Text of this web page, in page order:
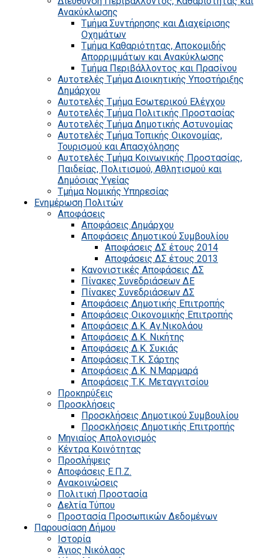
Ανακύκλωσης
Τμήμα Συντήρησης και Διαχείρισης
Οχημάτων
Τμήμα Καθαριότητας, Αποκομιδής
Απορριμμάτων και Ανακύκλωσης
Τμήμα Περιβάλλοντος και Πρασίνου
Αυτοτελές Τμήμα Διοικητικής Υποστήριξης
Δημάρχου
Αυτοτελές Τμήμα Εσωτερικού Ελέγχου
Αυτοτελές Τμήμα Πολιτικής Προστασίας
Αυτοτελές Τμήμα Δημοτικής Αστυνομίας
Αυτοτελές Τμήμα Τοπικής Οικονομίας,
Τουρισμού και Απασχόλησης
Αυτοτελές Τμήμα Κοινωνικής Προστασίας,
Παιδείας, Πολιτισμού, Αθλητισμού και
Δημόσιας Υγείας
Τμήμα Νομικής Υπηρεσίας
Ενημέρωση Πολιτών
Αποφάσεις
Αποφάσεις Δημάρχου
Αποφάσεις Δημοτικού Συμβουλίου
Αποφάσεις ΔΣ έτους 2014
Αποφάσεις ΔΣ έτους 2013
Κανονιστικές Αποφάσεις ΔΣ
Πίνακες Συνεδριάσεων ΔΕ
Πίνακες Συνεδριάσεων ΔΣ
Αποφάσεις Δημοτικής Επιτροπής
Αποφάσεις Οικονομικής Επιτροπής
Αποφάσεις Δ.Κ. Αγ.Νικολάου
Αποφάσεις Δ.Κ. Νικήτης
Αποφάσεις Δ.Κ. Συκιάς
Αποφάσεις Τ.Κ. Σάρτης
Αποφάσεις Δ.Κ. Ν.Μαρμαρά
Αποφάσεις Τ.Κ. Μεταγγιτσίου
Προκηρύξεις
Προσκλήσεις
Προσκλήσεις Δημοτικού Συμβουλίου
Προσκλήσεις Δημοτικής Επιτροπής
Μηνιαίος Απολογισμός
Κέντρα Κοινότητας
Προσλήψεις
Αποφάσεις Ε.Π.Ζ.
Ανακοινώσεις
Πολιτική Προστασία
Δελτία Τύπου
Προστασία Προσωπικών Δεδομένων
Παρουσίαση Δήμου
Ιστορία
Άγιος Νικόλαος